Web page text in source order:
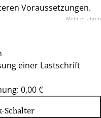
Voraussetzungen.
Mehr erfahren
einer Lastschrift
0,00 €
Schalter